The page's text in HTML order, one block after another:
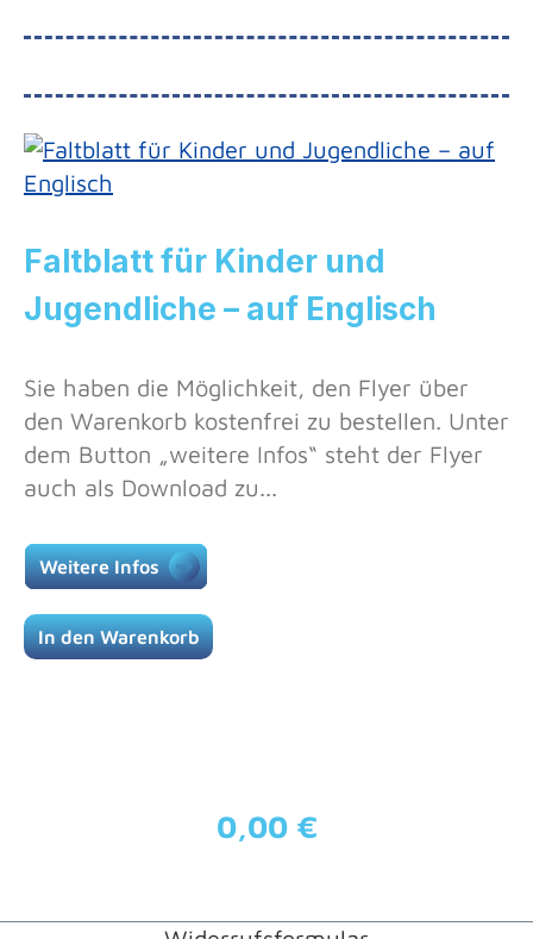
Faltblatt für Kinder und
Jugendliche – auf Englisch
Sie haben die Möglichkeit, den Flyer über
den Warenkorb kostenfrei zu bestellen. Unter
dem Button „weitere Infos“ steht der Flyer
auch als Download zu...
Weitere Infos
In den Warenkorb
Regulärer Preis:
0,00 €